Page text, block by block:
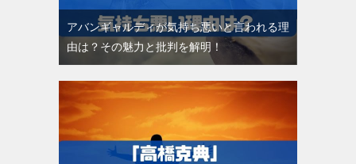
アバンギャルディが気持ち悪いと言われる理
由は？その魅力と批判を解明！